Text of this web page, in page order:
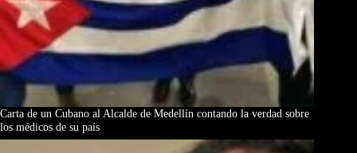
Carta de un Cubano al Alcalde de Medellín contando la verdad sobre
los médicos de su país